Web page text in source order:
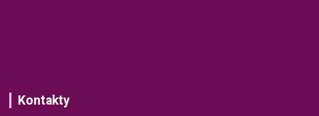
Kontakty